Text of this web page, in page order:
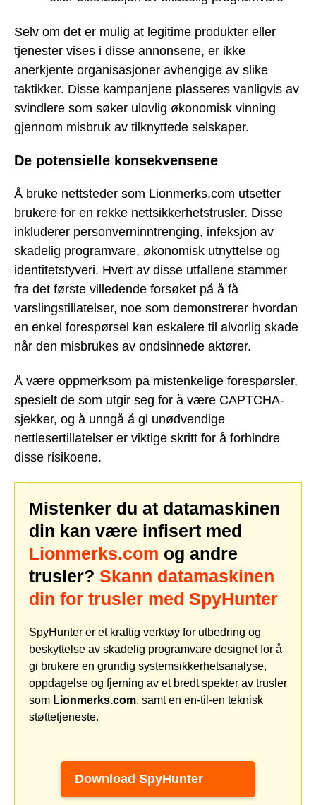
Selv om det er mulig at legitime produkter eller
tjenester vises i disse annonsene, er ikke
anerkjente organisasjoner avhengige av slike
taktikker. Disse kampanjene plasseres vanligvis av
svindlere som søker ulovlig økonomisk vinning
gjennom misbruk av tilknyttede selskaper.
De potensielle konsekvensene
Å bruke nettsteder som Lionmerks.com utsetter
brukere for en rekke nettsikkerhetstrusler. Disse
inkluderer personverninntrenging, infeksjon av
skadelig programvare, økonomisk utnyttelse og
identitetstyveri. Hvert av disse utfallene stammer
fra det første villedende forsøket på å få
varslingstillatelser, noe som demonstrerer hvordan
en enkel forespørsel kan eskalere til alvorlig skade
når den misbrukes av ondsinnede aktører.
Å være oppmerksom på mistenkelige forespørsler,
spesielt de som utgir seg for å være CAPTCHA-
sjekker, og å unngå å gi unødvendige
nettlesertillatelser er viktige skritt for å forhindre
disse risikoene.
Mistenker du at datamaskinen
din kan være infisert med
Lionmerks.com og andre
trusler? Skann datamaskinen
din for trusler med SpyHunter
SpyHunter er et kraftig verktøy for utbedring og
beskyttelse av skadelig programvare designet for å
gi brukere en grundig systemsikkerhetsanalyse,
oppdagelse og fjerning av et bredt spekter av trusler
som Lionmerks.com, samt en en-til-en teknisk
støttetjeneste.
Download SpyHunter